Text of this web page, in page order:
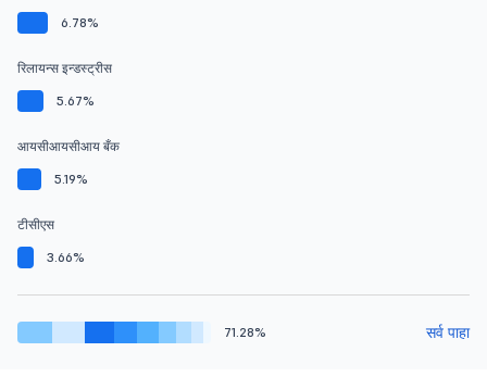
6.78%
रिलायन्स इन्डस्ट्रीस
5.67%
आयसीआयसीआय बँक
5.19%
टीसीएस
3.66%
71.28% सर्व पाहा